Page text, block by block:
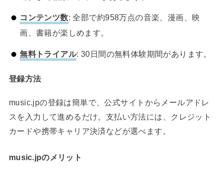
コンテンツ数: 全部で約958万点の音楽、漫画、映
画、書籍が楽しめます。
無料トライアル: 30日間の無料体験期間があります。
登録方法
music.jpの登録は簡単で、公式サイトからメールアドレ
スを入力して進めるだけ。支払い方法には、クレジット
カードや携帯キャリア決済などが選べます。
music.jpのメリット